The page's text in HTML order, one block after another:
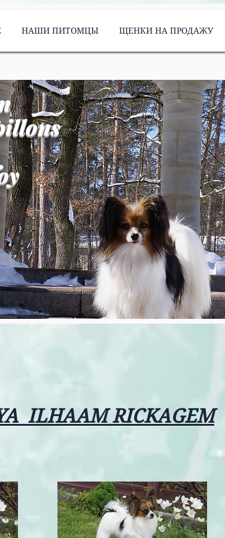
НАШИ ПИТОМЦЫ ЩЕНКИ НА ПРОДАЖУ
ILHAAM RICKAGEM